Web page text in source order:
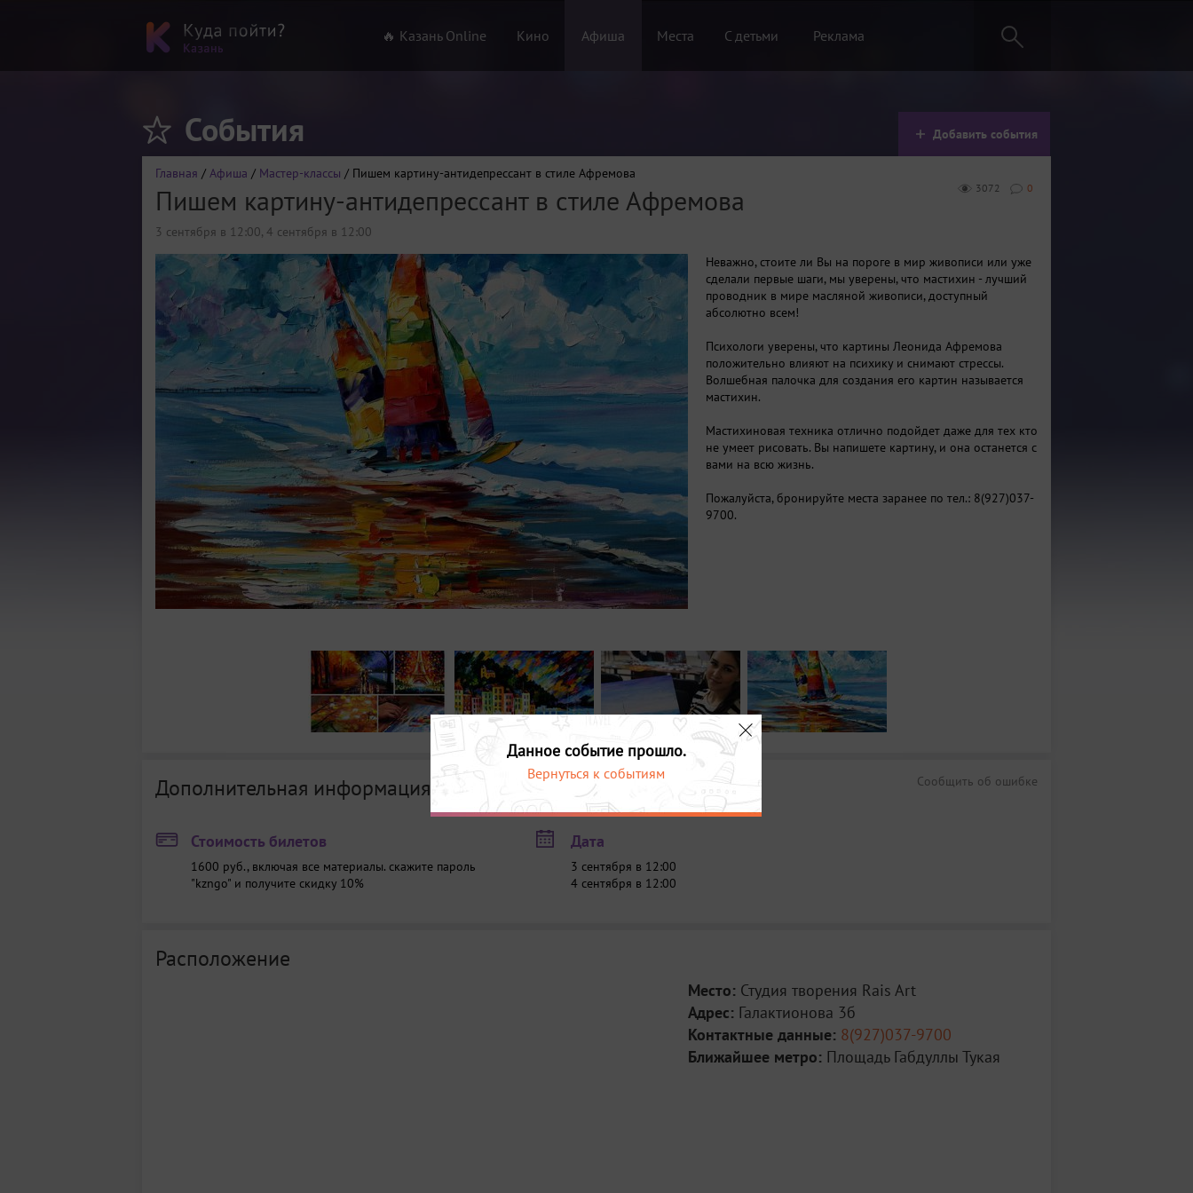
🔥 Казань Online Кино Афиша Места С детьми Реклама
События Добавить события
Главная / Афиша / Мастер-классы / Пишем картину-антидепрессант в стиле Афремова
0
3072
Пишем картину-антидепрессант в стиле Афремова
3 сентября в 12:00, 4 сентября в 12:00
Неважно, стоите ли Вы на пороге в мир живописи или уже
сделали первые шаги, мы уверены, что мастихин - лучший
проводник в мире масляной живописи, доступный
абсолютно всем!
Психологи уверены, что картины Леонида Афремова
положительно влияют на психику и снимают стрессы.
Волшебная палочка для создания его картин называется
мастихин.
Мастихиновая техника отлично подойдет даже для тех кто
не умеет рисовать. Вы напишете картину, и она останется с
вами на всю жизнь.
Пожалуйста, бронируйте места заранее по тел.: 8(927)037-
9700.
Сообщить об ошибке
Дополнительная информация
Стоимость билетов
1600 руб., включая все материалы. скажите пароль
"kzngo" и получите скидку 10%
Дата
3 сентября в 12:00
4 сентября в 12:00
Расположение
Место: Студия творения Rais Art
Адрес: Галактионова 3б
Контактные данные: 8(927)037-9700
Ближайшее метро: Площадь Габдуллы Тукая
Данное событие прошло.
Вернуться к событиям